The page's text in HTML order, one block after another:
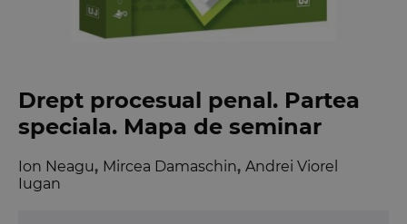
Drept procesual penal. Partea
speciala. Mapa de seminar
Ion Neagu, Mircea Damaschin, Andrei Viorel
Iugan